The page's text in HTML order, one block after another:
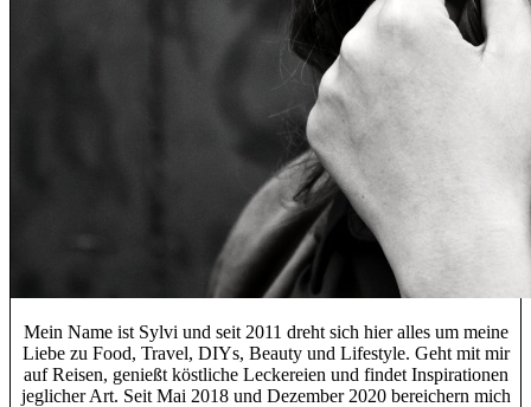
Mein Name ist Sylvi und seit 2011 dreht sich hier alles um meine
Liebe zu Food, Travel, DIYs, Beauty und Lifestyle. Geht mit mir
auf Reisen, genießt köstliche Leckereien und findet Inspirationen
jeglicher Art. Seit Mai 2018 und Dezember 2020 bereichern mich